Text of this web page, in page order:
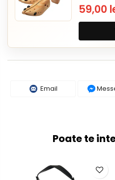
59,00
Email
Poate te